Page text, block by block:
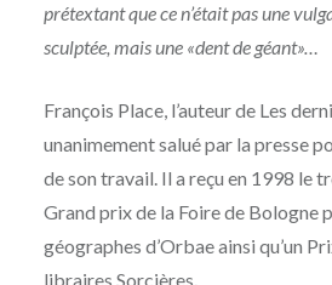
prétextant que ce n’était pas une
sculptée, mais une «dent de géant»…
François Place, l’auteur de Les
unanimement salué par la presse
de son travail. Il a reçu en 1998 le
Grand prix de la Foire de Bologne
géographes d’Orbae ainsi qu’un
libraires Sorcières.